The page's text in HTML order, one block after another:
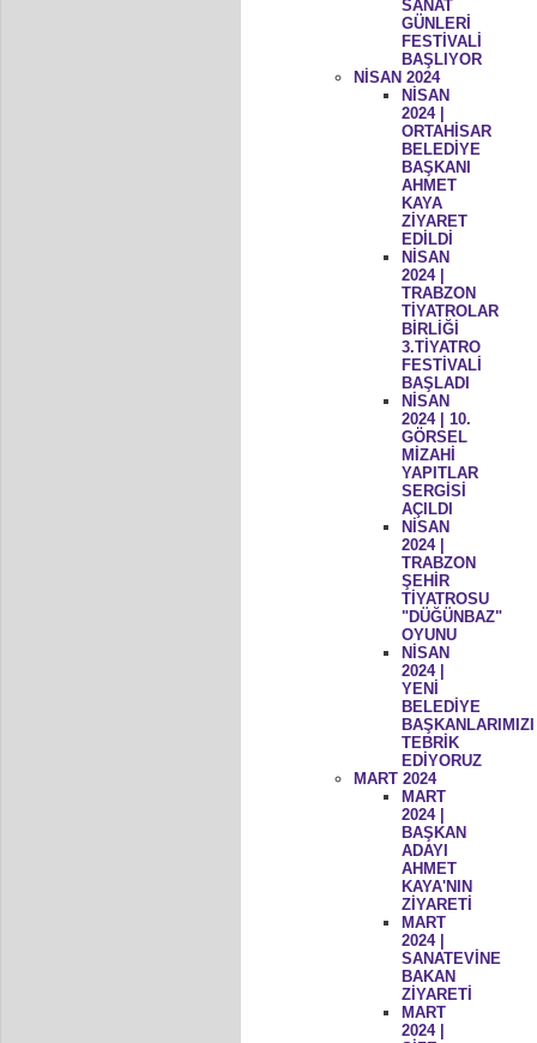
SANAT
GÜNLERİ
FESTİVALİ
BAŞLIYOR
NİSAN 2024
NİSAN
2024 |
ORTAHİSAR
BELEDİYE
BAŞKANI
AHMET
KAYA
ZİYARET
EDİLDİ
NİSAN
2024 |
TRABZON
TİYATROLAR
BİRLİĞİ
3.TİYATRO
FESTİVALİ
BAŞLADI
NİSAN
2024 | 10.
GÖRSEL
MİZAHİ
YAPITLAR
SERGİSİ
AÇILDI
NİSAN
2024 |
TRABZON
ŞEHİR
TİYATROSU
"DÜĞÜNBAZ"
OYUNU
NİSAN
2024 |
YENİ
BELEDİYE
BAŞKANLARIMIZI
TEBRİK
EDİYORUZ
MART 2024
MART
2024 |
BAŞKAN
ADAYI
AHMET
KAYA'NIN
ZİYARETİ
MART
2024 |
SANATEVİNE
BAKAN
ZİYARETİ
MART
2024 |